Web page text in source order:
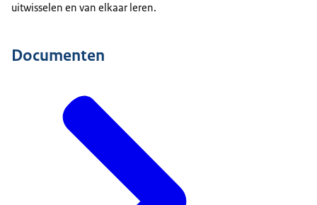
uitwisselen en van elkaar leren.
Documenten